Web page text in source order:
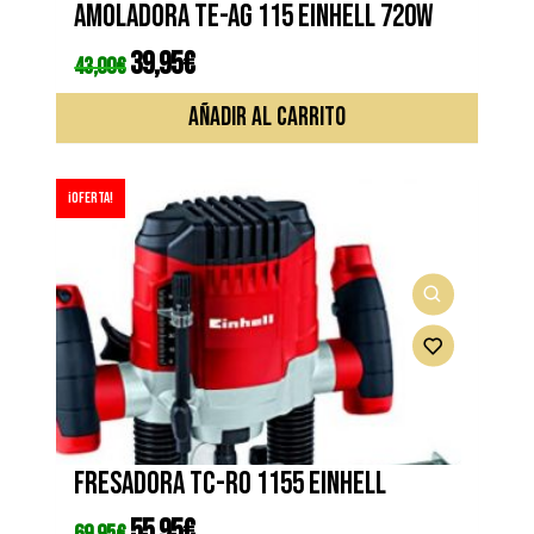
Amoladora TE-AG 115 EINHELL 720W
43,00€ El
precio
original
39,95€El
precio
actual
es:
39,95€.
AÑADIR AL CARRITO
¡Oferta!
Fresadora TC-RO 1155 EINHELL
El El